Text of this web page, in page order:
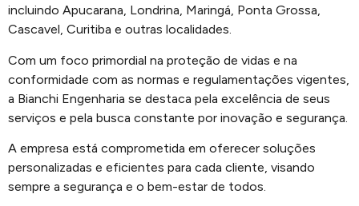
incluindo Apucarana, Londrina, Maringá, Ponta Grossa,
Cascavel, Curitiba e outras localidades.
Com um foco primordial na proteção de vidas e na
conformidade com as normas e regulamentações vigentes,
a Bianchi Engenharia se destaca pela excelência de seus
serviços e pela busca constante por inovação e segurança.
A empresa está comprometida em oferecer soluções
personalizadas e eficientes para cada cliente, visando
sempre a segurança e o bem-estar de todos.